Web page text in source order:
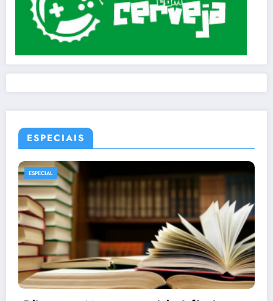
ESPECIAIS
ESPECIAL MANGÁS